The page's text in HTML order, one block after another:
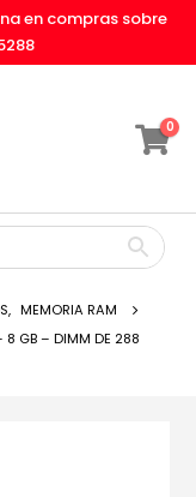
en compras sobre
0
, MEMORIA RAM
8 GB – DIMM DE 288